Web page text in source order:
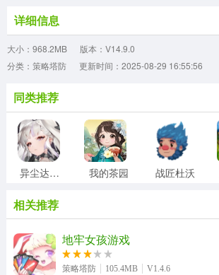
详细信息
大小：968.2MB
版本：V14.9.0
分类：策略塔防
更新时间：2025-08-29 16:55:56
同类推荐
异尘达米拉 我的茶园 战匠杜沃
相关推荐
地牢女孩游戏
策略塔防 105.4MB V1.4.6